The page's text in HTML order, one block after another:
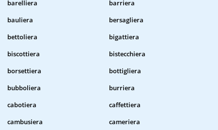
barelliera
barriera
bauliera
bersagliera
bettoliera
bigattiera
biscottiera
bistecchiera
borsettiera
bottigliera
bubboliera
burriera
cabotiera
caffettiera
cambusiera
cameriera